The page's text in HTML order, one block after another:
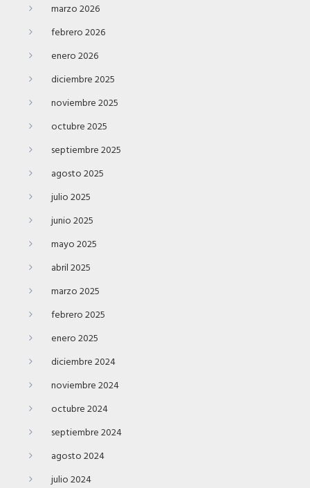
marzo 2026
febrero 2026
enero 2026
diciembre 2025
noviembre 2025
octubre 2025
septiembre 2025
agosto 2025
julio 2025
junio 2025
mayo 2025
abril 2025
marzo 2025
febrero 2025
enero 2025
diciembre 2024
noviembre 2024
octubre 2024
septiembre 2024
agosto 2024
julio 2024